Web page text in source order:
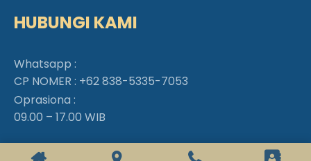
HUBUNGI KAMI
Whatsapp :
CP NOMER : +62 838-5335-7053
Oprasiona :
09.00 – 17.00 WIB